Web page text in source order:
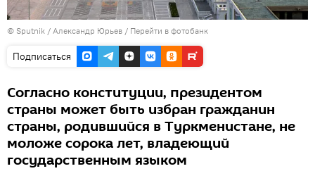
© Sputnik / Александр Юрьев / Перейти в фотобанк
Подписаться
Согласно конституции, президентом
страны может быть избран гражданин
страны, родившийся в Туркменистане, не
моложе сорока лет, владеющий
государственным языком